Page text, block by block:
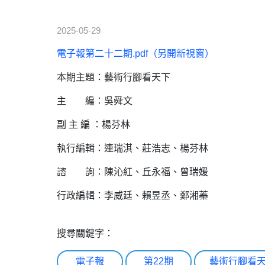
2025-05-29
電子報第二十二期.pdf（另開新視窗）
本期主題：藝術行腳看天下
主 編：吳舜文
副 主 編 ：楊芬林
執行編輯：連瑞淇、莊浩志、楊芬林
諮 詢：陳沁紅、丘永福、曾瑞媛
行政編輯：李威廷、賴昱丞、鄭湘蓁
搜尋關鍵字：
電子報 第22期 藝術行腳看